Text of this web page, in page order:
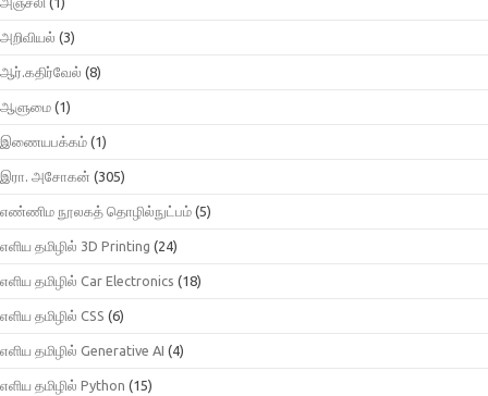
அறிவியல் (3)
ஆர்.கதிர்வேல் (8)
ஆளுமை (1)
இணையபக்கம் (1)
இரா. அசோகன் (305)
எண்ணிம நூலகத் தொழில்நுட்பம் (5)
எளிய தமிழில் 3D Printing (24)
எளிய தமிழில் Car Electronics (18)
எளிய தமிழில் CSS (6)
எளிய தமிழில் Generative AI (4)
எளிய தமிழில் Python (15)